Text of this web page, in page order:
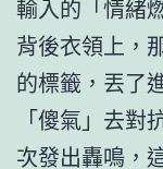
輸入的「情緒
背後衣領上，
的標籤，丟了
「傻氣」去
次發出轟鳴，